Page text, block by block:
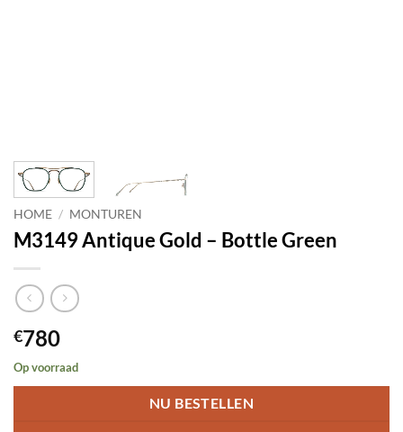
HOME / MONTUREN
M3149 Antique Gold – Bottle Green
€780
Op voorraad
NU BESTELLEN